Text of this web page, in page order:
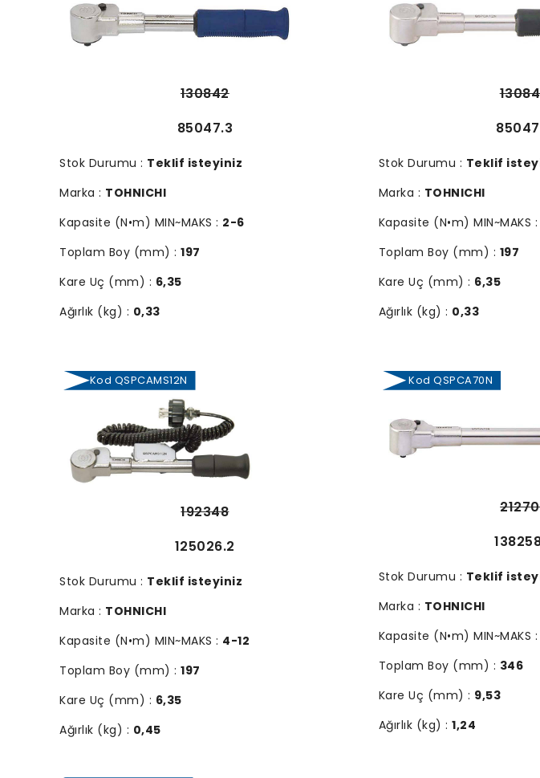
130842
85047.3
Stok Durumu : Teklif isteyiniz
Marka : TOHNICHI
Kapasite (N•m) MIN~MAKS : 2-6
Toplam Boy (mm) : 197
Kare Uç (mm) : 6,35
Ağırlık (kg) : 0,33
Stok Durumu : Teklif
Marka : TOHNICHI
Kapasite (N•m) MIN~MAKS :
Toplam Boy (mm) : 197
Kare Uç (mm) : 6,35
Ağırlık (kg) : 0,33
Kod QSPCAMS12N
192348
125026.2
Stok Durumu : Teklif isteyiniz
Marka : TOHNICHI
Kapasite (N•m) MIN~MAKS : 4-12
Toplam Boy (mm) : 197
Kare Uç (mm) : 6,35
Ağırlık (kg) : 0,45
Kod QSPCA70N
Stok Durumu : Teklif
Marka : TOHNICHI
Kapasite (N•m) MIN~MAKS :
Toplam Boy (mm) : 346
Kare Uç (mm) : 9,53
Ağırlık (kg) :1,24